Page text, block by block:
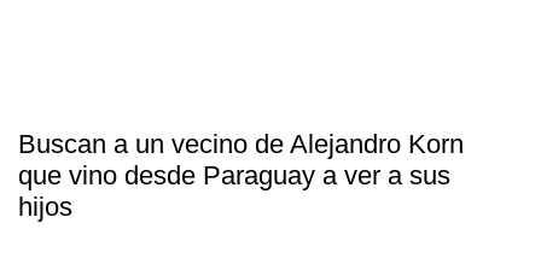
Buscan a un vecino de Alejandro Korn
que vino desde Paraguay a ver a sus
hijos